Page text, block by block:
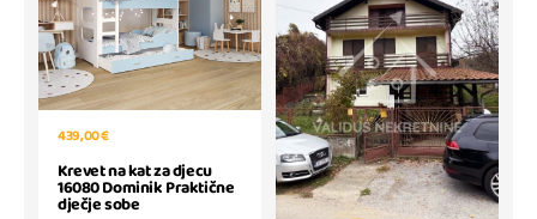
439,00 €
Krevet na kat za djecu
16080 Dominik Praktične
dječje sobe